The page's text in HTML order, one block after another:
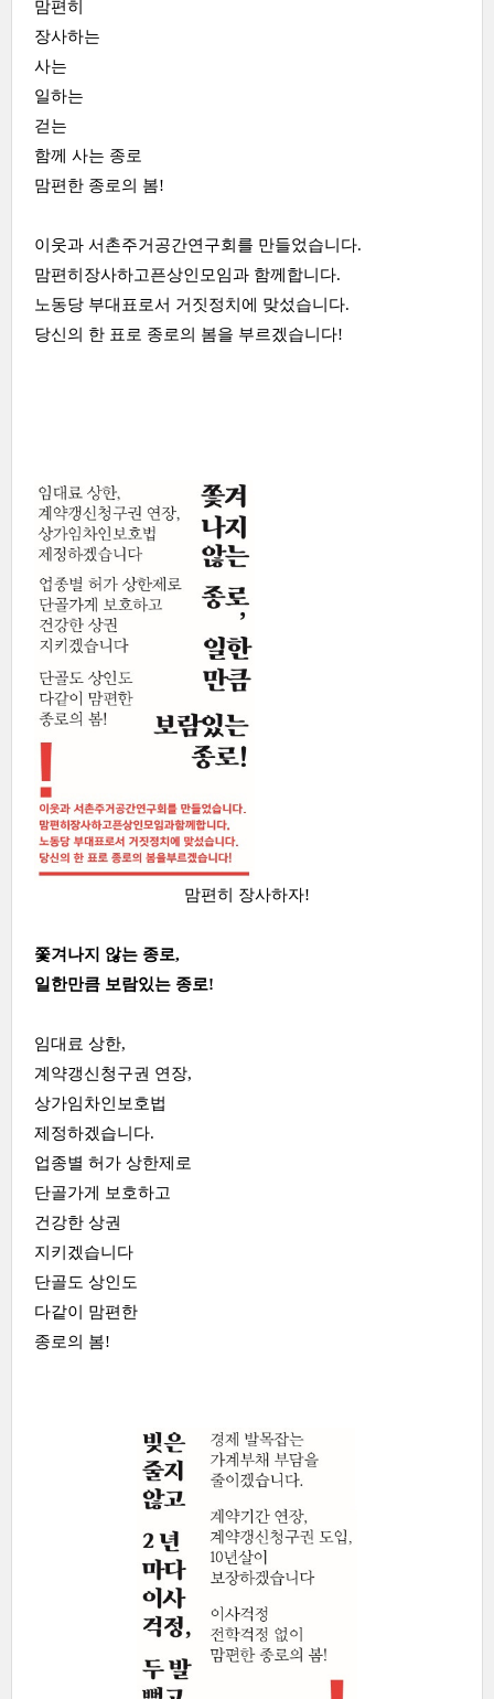
맘편히
장사하는
사는
일하는
걷는
함께 사는 종로
맘편한 종로의 봄!
이웃과 서촌주거공간연구회를 만들었습니다.
맘편히장사하고픈상인모임과 함께합니다.
노동당 부대표로서 거짓정치에 맞섰습니다.
당신의 한 표로 종로의 봄을 부르겠습니다!
맘편히 장사하자!
쫓겨나지 않는 종로,
일한만큼 보람있는 종로!
임대료 상한,
계약갱신청구권 연장,
상가임차인보호법
제정하겠습니다.
업종별 허가 상한제로
단골가게 보호하고
건강한 상권
지키겠습니다
단골도 상인도
다같이 맘편한
종로의 봄!